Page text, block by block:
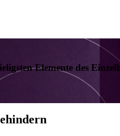
Elemente des